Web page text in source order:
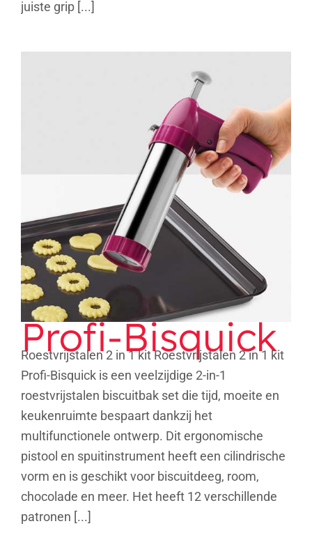
juiste grip [...]
Profi-Bisquick
Profi-Bisquick
Roestvrijstalen 2 in 1 kit Roestvrijstalen 2 in 1 kit
Profi-Bisquick is een veelzijdige 2-in-1
roestvrijstalen biscuitbak set die tijd, moeite en
keukenruimte bespaart dankzij het
multifunctionele ontwerp. Dit ergonomische
pistool en spuitinstrument heeft een cilindrische
vorm en is geschikt voor biscuitdeeg, room,
chocolade en meer. Het heeft 12 verschillende
patronen [...]